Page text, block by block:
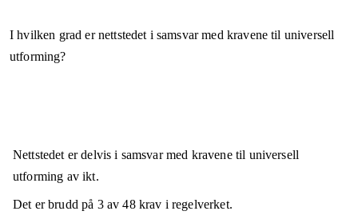
I hvilken grad er nettstedet i samsvar med kravene til universell
utforming?
Nettstedet erdelvis i samsvarmed kravene til universell
utforming av ikt.
Det er brudd på 3av48krav i regelverket.